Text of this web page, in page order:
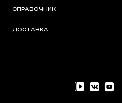
СПРАВОЧНИК
ДОСТАВКА